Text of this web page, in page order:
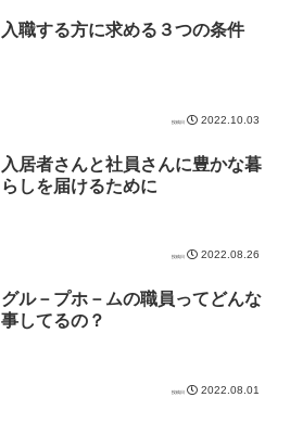
入職する方に求める３つの条件
2022.10.03
入居者さんと社員さんに豊かな暮
らしを届けるために
2022.08.26
グル－プホ－ムの職員ってどんな
事してるの？
2022.08.01